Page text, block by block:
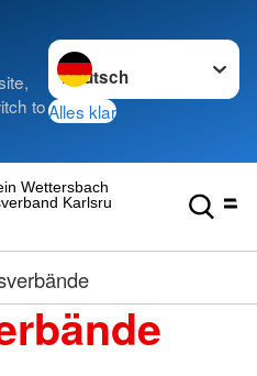
to
Sprache wechseln zu
Alles klar
Karlsruhe e.V.
Wettersbach